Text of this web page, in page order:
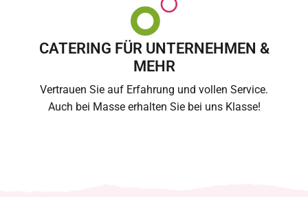
CATERING FÜR UNTERNEHMEN &
MEHR
Vertrauen Sie auf Erfahrung und vollen Service.
Auch bei Masse erhalten Sie bei uns Klasse!